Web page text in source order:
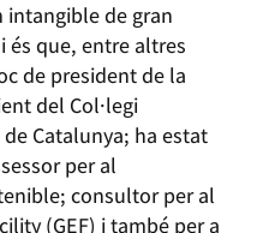
intangible de gran
és que, entre altres
de president de la
del Col·legi
Catalunya; ha estat
per al
consultor per al
(GEF) i també per a